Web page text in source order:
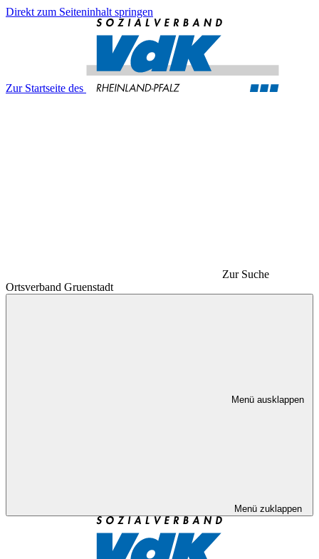
Direkt zum Seiteninhalt springen
Zur Startseite des
Zur Suche
Ortsverband Gruenstadt
Menü ausklappen
Menü zuklappen